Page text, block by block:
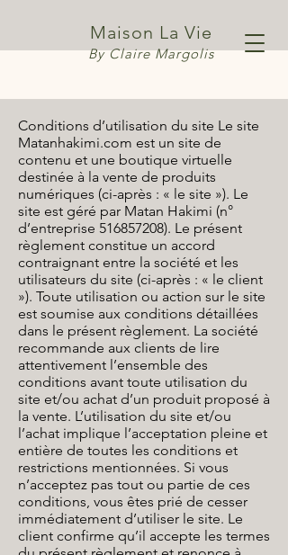
Maison La Vie
By Claire Margolis
Conditions d’utilisation du site Le site
Matanhakimi.com est un site de
contenu et une boutique virtuelle
destinée à la vente de produits
numériques (ci-après : « le site »). Le
site est géré par Matan Hakimi (n°
d’entreprise 516857208). Le présent
règlement constitue un accord
contraignant entre la société et les
utilisateurs du site (ci-après : « le client
»). Toute utilisation ou action sur le site
est soumise aux conditions détaillées
dans le présent règlement. La société
recommande aux clients de lire
attentivement l’ensemble des
conditions avant toute utilisation du
site et/ou achat d’un produit proposé à
la vente. L’utilisation du site et/ou
l’achat implique l’acceptation pleine et
entière de toutes les conditions et
restrictions mentionnées. Si vous
n’acceptez pas tout ou partie de ces
conditions, vous êtes prié de cesser
immédiatement d’utiliser le site. Le
client confirme qu’il accepte les termes